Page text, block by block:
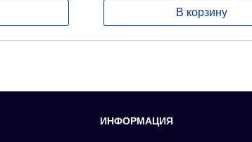
В корзину
ИНФОРМАЦИЯ